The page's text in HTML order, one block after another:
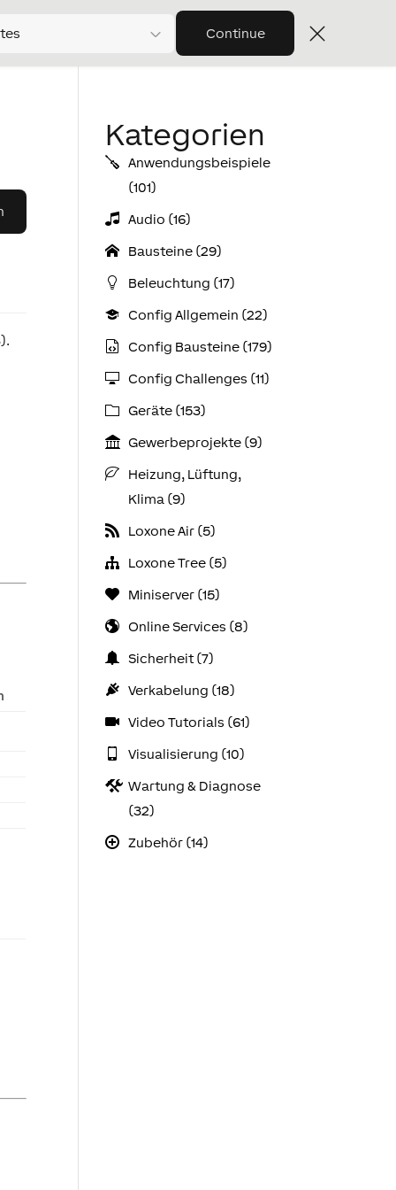
Continue
Kategorien
Anwendungs­­­beispiele
(101)
Audio (16)
Bausteine (29)
Beleuchtung (17)
Config Allgemein (22)
Config Bausteine (179)
Config Challenges (11)
Geräte (153)
Gewerbeprojekte (9)
Heizung, Lüftung,
Klima (9)
Loxone Air (5)
Loxone Tree (5)
Miniserver (15)
Online Services (8)
Sicherheit (7)
Verkabelung (18)
Video Tutorials (61)
Visualisierung (10)
Wartung & Diagnose
(32)
Zubehör (14)